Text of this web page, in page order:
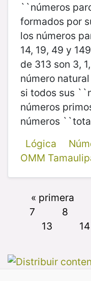
``números
formados por
los números
14, 19, 49 y
de 313 son 3,
número
si todos sus
números
números
Lógica
OMM
« primera
7
8
13
14